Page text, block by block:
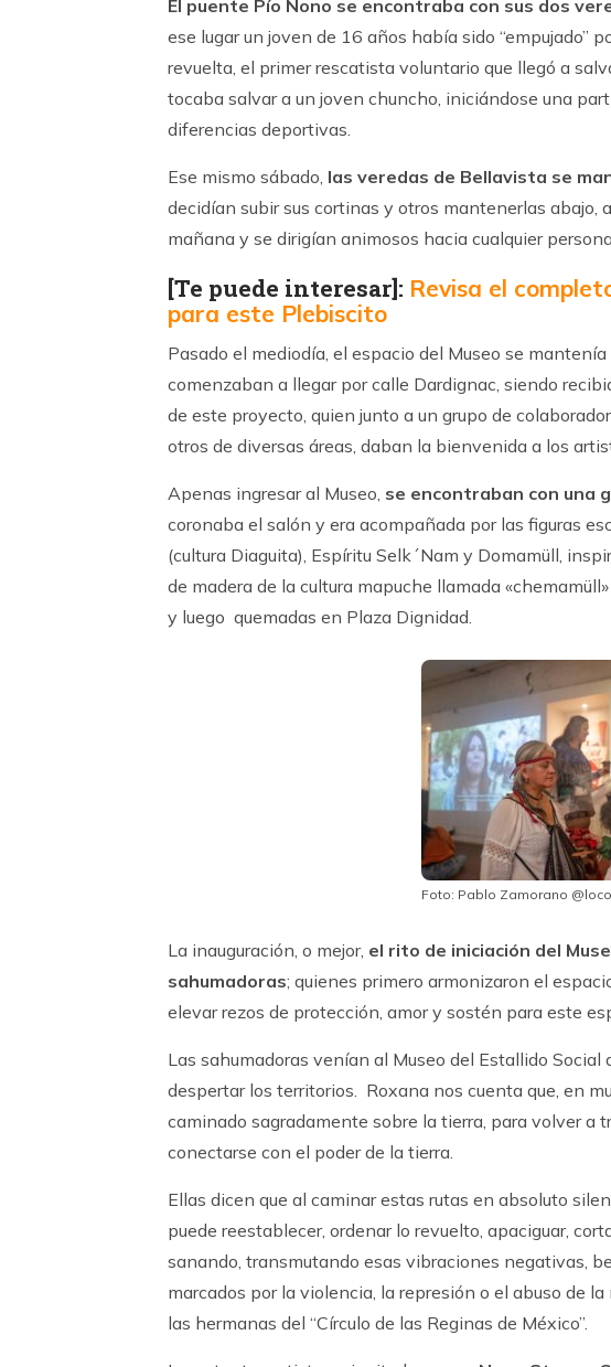
El puente Pío Nono se encontraba con sus dos
ese lugar un joven de 16 años había sido “empujado”
revuelta, el primer rescatista voluntario que llegó a
tocaba salvar a un joven chuncho, iniciándose una
diferencias deportivas.
Ese mismo sábado, las veredas de Bellavista se
decidían subir sus cortinas y otros mantenerlas abajo,
mañana y se dirigían animosos hacia cualquier
[Te puede interesar]: Revisa el
para este Plebiscito
Pasado el mediodía, el espacio del Museo se
comenzaban a llegar por calle Dardignac, siendo
de este proyecto, quien junto a un grupo de
otros de diversas áreas, daban la bienvenida a los
Apenas ingresar al Museo, se encontraban con una
coronaba el salón y era acompañada por las figuras
(cultura Diaguita), Espíritu Selk´Nam y Domamüll,
de madera de la cultura mapuche llamada
y luego quemadas en Plaza Dignidad.
Foto: Pablo Zamorano
La inauguración, o mejor, el rito de iniciación del
sahumadoras; quienes primero armonizaron el
elevar rezos de protección, amor y sostén para este
Las sahumadoras venían al Museo del Estallido Social
despertar los territorios. Roxana nos cuenta que, en
caminado sagradamente sobre la tierra, para volver a
conectarse con el poder de la tierra.
Ellas dicen que al caminar estas rutas en absoluto
puede reestablecer, ordenar lo revuelto, apaciguar,
sanando, transmutando esas vibraciones negativas,
marcados por la violencia, la represión o el abuso de
las hermanas del “Círculo de las Reginas de México”.